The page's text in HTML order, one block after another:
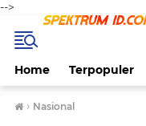
-->
Home Terpopuler
› Nasional